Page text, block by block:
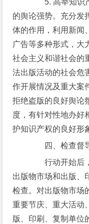
5. 高举知识产
的舆论强势。充分发
体的作用，利用新闻
广告等多种形式，大
社会主义和谐社会的
法出版活动的社会危
作开展情况及重大案
拒绝盗版的良好舆论
度，有针对性地办好
护知识产权的良好形
四、检查督
行动开始后，
出版物市场和出版、
检查。对出版物市场
重要节庆、重大活动
版、印刷、复制单位